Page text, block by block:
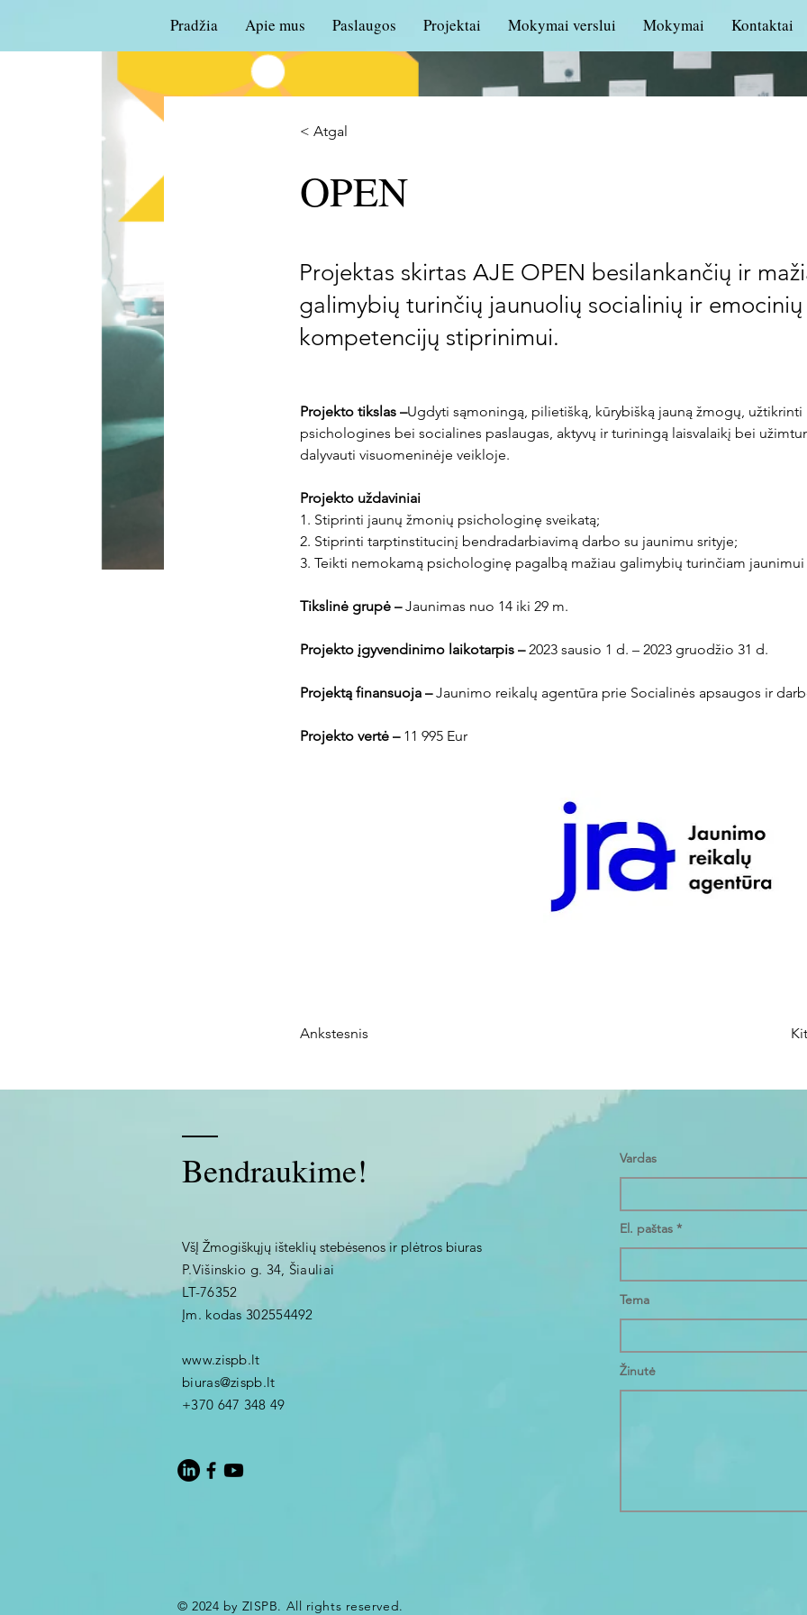
Pradžia Apie mus Paslaugos Projektai Mokymai verslui Mokymai Kontaktai
< Atgal
OPEN
Projektas skirtas AJE OPEN besilankančių ir
galimybių turinčių jaunuolių socialinių ir emocinių
kompetencijų stiprinimui.
Projekto tikslas –Ugdyti sąmoningą, pilietišką, kūrybišką jauną žmogų,
psichologines bei socialines paslaugas, aktyvų ir turiningą laisvalaikį bei
dalyvauti visuomeninėje veikloje.
Projekto uždaviniai
1. Stiprinti jaunų žmonių psichologinę sveikatą;
2. Stiprinti tarptinstitucinį bendradarbiavimą darbo su jaunimu srityje;
3. Teikti nemokamą psichologinę pagalbą mažiau galimybių turinčiam jaunimui
Tikslinė grupė – Jaunimas nuo 14 iki 29 m.
Projekto įgyvendinimo laikotarpis – 2023 sausio 1 d. – 2023 gruodžio 31 d.
Projektą finansuoja – Jaunimo reikalų agentūra prie Socialinės apsaugos ir
Projekto vertė – 11 995 Eur
Ankstesnis
Bendraukime!
VšĮ Žmogiškųjų išteklių stebėsenos ir plėtros biuras
P.Višinskio g. 34, Šiauliai
LT-76352
Įm. kodas 302554492
www.zispb.lt
biuras@zispb.lt
+370 647 348 49
Vardas
El. paštas
Tema
Žinutė
© 2024 by ZISPB. All rights reserved.